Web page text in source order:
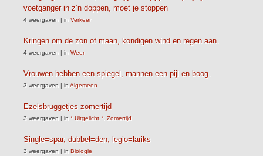
voetganger in z’n doppen, moet je stoppen
4 weergaven | in Verkeer
Kringen om de zon of maan, kondigen wind en regen aan.
4 weergaven | in Weer
Vrouwen hebben een spiegel, mannen een pijl en boog.
3 weergaven | in Algemeen
Ezelsbruggetjes zomertijd
3 weergaven | in * Uitgelicht * Zomertijd
Single=spar, dubbel=den, legio=lariks
3 weergaven | in Biologie